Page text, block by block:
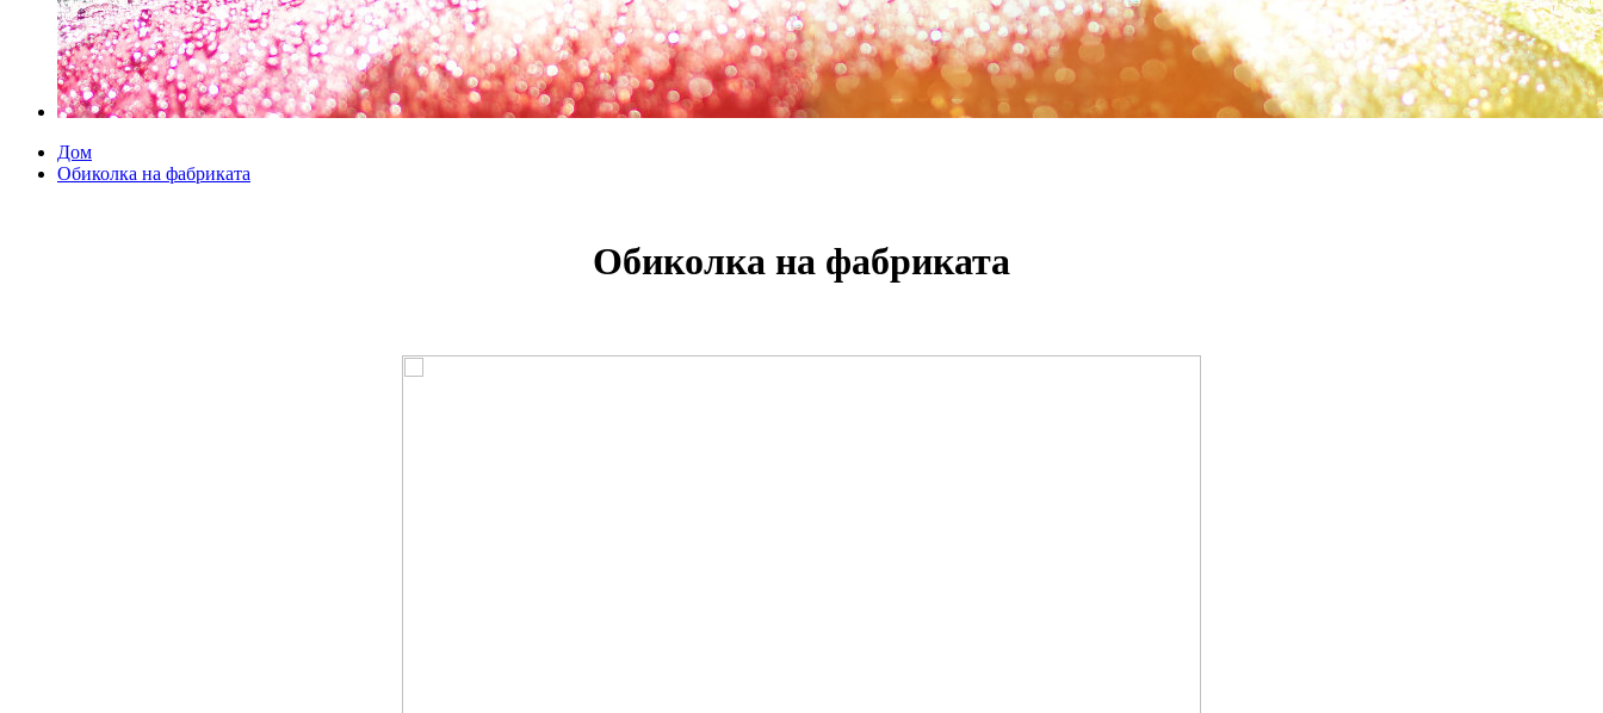
Дом
Обиколка на фабриката
Обиколка на фабриката